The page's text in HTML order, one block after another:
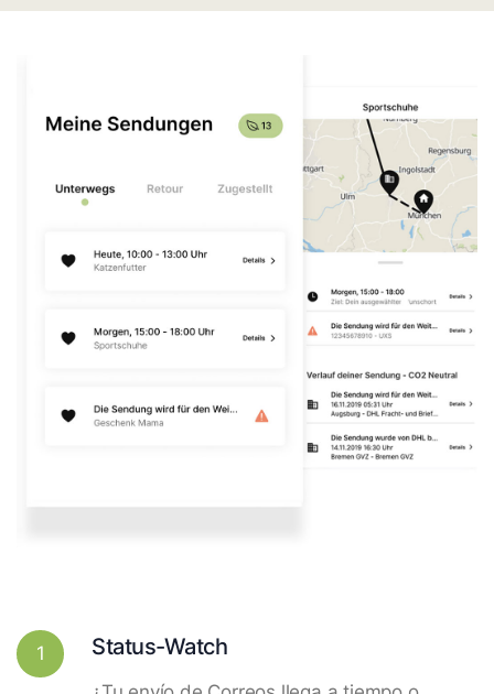
1 Status-Watch